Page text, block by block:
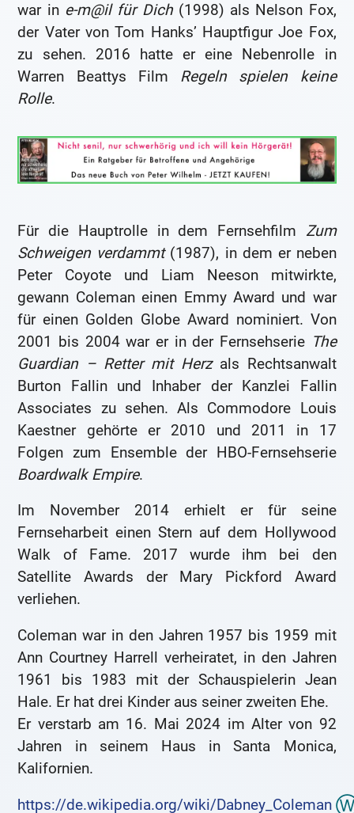
war in e-m@il für Dich (1998) als Nelson Fox,
der Vater von Tom Hanks’ Hauptfigur Joe Fox,
zu sehen. 2016 hatte er eine Nebenrolle in
Warren Beattys Film Regeln spielen keine
Rolle.
Für die Hauptrolle in dem Fernsehfilm Zum
Schweigen verdammt(1987), in dem er neben
Peter Coyote und Liam Neeson mitwirkte,
gewann Coleman einen Emmy Award und war
für einen Golden Globe Award nominiert. Von
2001 bis 2004 war er in der Fernsehserie The
Guardian – Retter mit Herzals Rechtsanwalt
Burton Fallin und Inhaber der Kanzlei Fallin
Associates zu sehen. Als Commodore Louis
Kaestner gehörte er 2010 und 2011 in 17
Folgen zum Ensemble der HBO-Fernsehserie
Boardwalk Empire.
Im November 2014 erhielt er für seine
Fernseharbeit einen Stern auf dem Hollywood
Walk of Fame. 2017 wurde ihm bei den
Satellite Awards der Mary Pickford Award
verliehen.
Coleman war in den Jahren 1957 bis 1959 mit
Ann Courtney Harrell verheiratet, in den Jahren
1961 bis 1983 mit der Schauspielerin Jean
Hale. Er hat drei Kinder aus seiner zweiten Ehe.
Er verstarb am 16. Mai 2024 im Alter von 92
Jahren in seinem Haus in Santa Monica,
Kalifornien.
https://de.wikipedia.org/wiki/Dabney_Coleman